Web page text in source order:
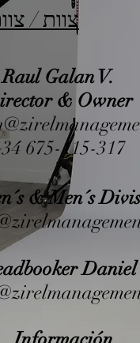
צוות /
Raul Galan V.
& Owner
675-115-317
& Men´s
Daniel